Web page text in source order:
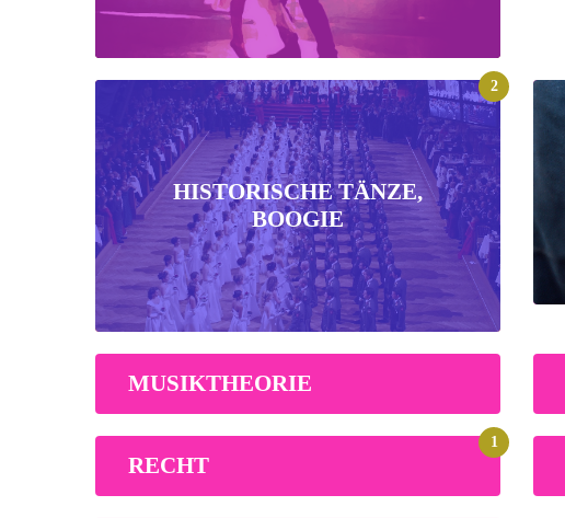
HISTORISCHE TÄNZE,
BOOGIE
2
MUSIKTHEORIE
RECHT
1